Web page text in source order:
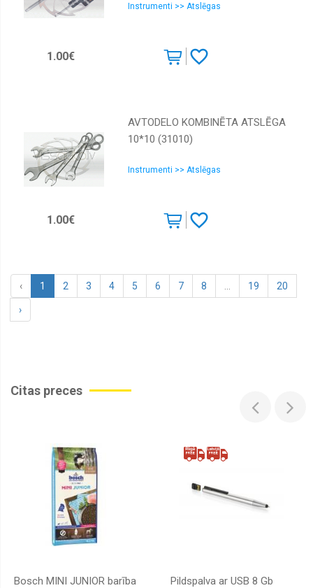
Instrumenti >> Atslēgas
1.00€
AVTODELO KOMBINĒTA ATSLĒGA
10*10 (31010)
Instrumenti >> Atslēgas
1.00€
‹ 1 2 3 4 5 6 7 8 19 20
›
Citas preces
Bosch MINI JUNIOR barība
Pildspalva ar USB 8 Gb